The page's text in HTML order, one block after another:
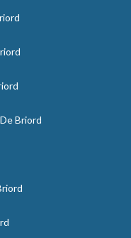
Briord